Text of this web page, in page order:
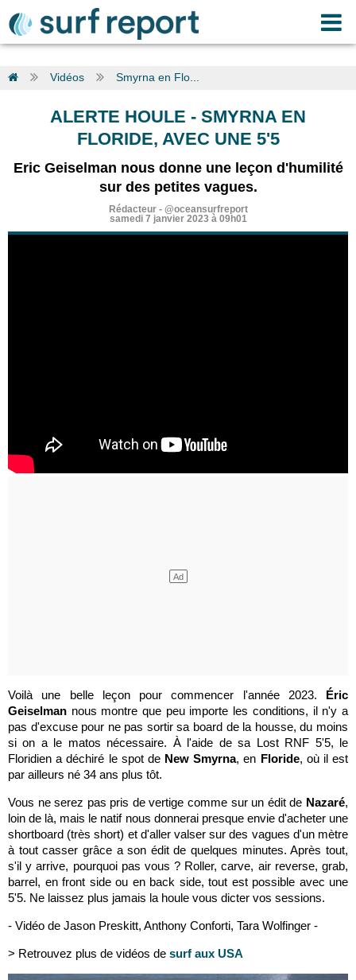
Vidéos Smyrna en Flo...
ALERTE HOULE - SMYRNA EN
FLORIDE, AVEC UNE 5'5
Eric Geiselman nous donne une leçon d'humilité
sur des petites vagues.
Rédacteur- @oceansurfreport
samedi 7 janvier 2023 à 09h01
Voilà une belle leçon pour commencer l'année 2023. Éric
Geiselman nous montre que peu importe les conditions, il n'y a
pas d'excuse pour ne pas sortir sa board de la housse, du moins
si on a le matos nécessaire. À l'aide de sa Lost RNF 5'5, le
Floridien a déchiré le spot de New Smyrna, en Floride, où il est
par ailleurs né 34 ans plus tôt.
Vous ne serez pas pris de vertige comme sur un édit de Nazaré,
loin de là, mais le natif nous donnerai presque envie d'acheter une
shortboard (très short) et d'aller valser sur des vagues d'un mètre
à tout casser grâce a son édit de quelques minutes. Après tout,
s'il y arrive, pourquoi pas vous ? Roller, carve, air reverse, grab,
barrel, en front side ou en back side, tout est possible avec une
5'5. Ne laissez plus jamais la houle vous dicter vos sessions.
- Vidéo de Jason Preskitt, Anthony Conforti, Tara Wolfinger -
> Retrouvez plus de vidéos de surf aux USA